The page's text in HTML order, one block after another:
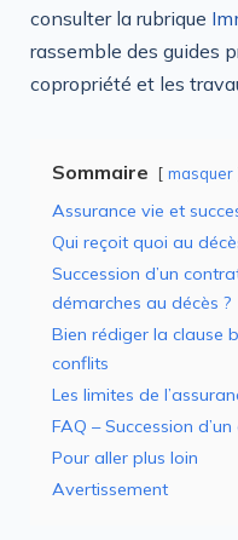
consulter la rubrique
rassemble des guides
copropriété et les
Sommaire masquer
Assurance vie et
Qui reçoit quoi au
Succession d’un
démarches au décès ?
Bien rédiger la clause
conflits
Les limites de
FAQ – Succession
Pour aller plus loin
Avertissement